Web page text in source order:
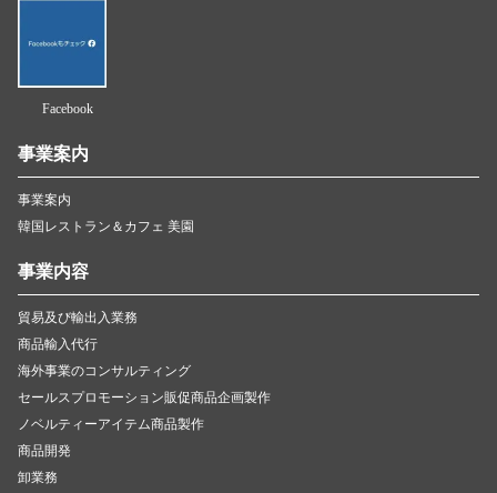
Facebook
事業案内
事業案内
韓国レストラン＆カフェ 美園
事業内容
貿易及び輸出入業務
商品輸入代行
海外事業のコンサルティング
セールスプロモーション販促商品企画製作
ノベルティーアイテム商品製作
商品開発
卸業務